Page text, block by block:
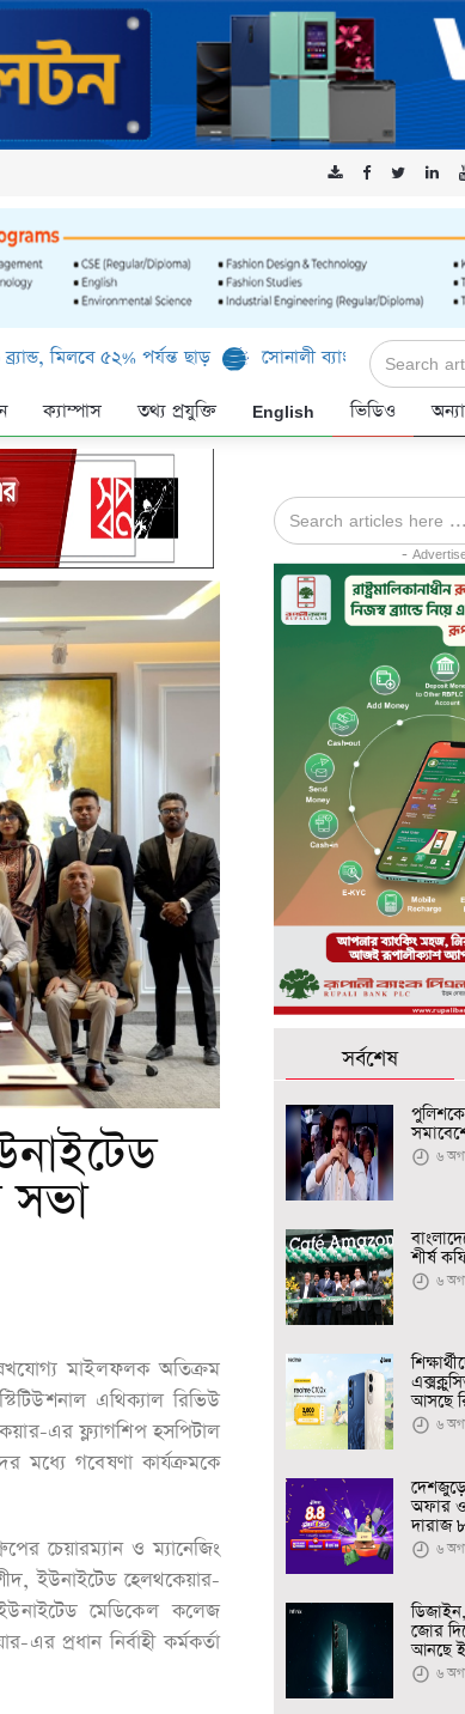
৫২% পর্যন্ত ছাড় সোনালী ব্যাংক লিমিটেড-এর ‘কৃষক
ক্যাম্পাস তথ্য প্রযুক্তি English ভিডিও
মাইলফলক অতিক্রম
এথিক্যাল রিভিউ
এর ফ্ল্যাগশিপ হসপিটাল
মধ্যে গবেষণা কার্যক্রমকে
চেয়ারম্যান ও ম্যানেজিং
ইউনাইটেড হেলথকেয়ার-
মেডিকেল কলেজ
প্রধান নির্বাহী কর্মকর্তা
-
সর্বশেষ
পুলিশকে
৬
শীর্ষ
৬
আসছে
৬
অফার
দারাজ
৬
জোর
আনছে
৬